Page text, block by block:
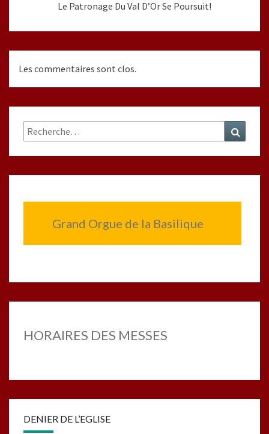
Le Patronage Du Val D’Or Se Poursuit!
Les commentaires sont clos.
Rechercher :
Grand Orgue de la Basilique
HORAIRES DES MESSES
DENIER DE L’EGLISE